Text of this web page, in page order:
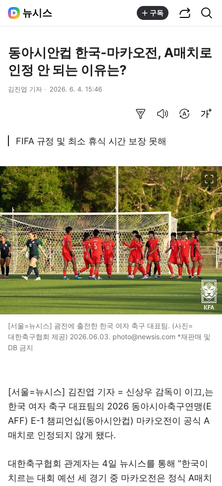
뉴시스 구독
동아시안컵 한국-마카오전, A매치로
인정 안 되는 이유는?
김진엽 기자 2026. 6. 4. 15:46
FIFA 규정 및 최소 휴식 시간 보장 못해
[서울=뉴시스] 괌전에 출전한 한국 여자 축구 대표팀. (사진=
대한축구협회 제공) 2026.06.03. photo@newsis.com *재판매 및
DB 금지
[서울=뉴시스] 김진엽 기자 = 신상우 감독이 이끄,는
한국 여자 축구 대표팀의 2026 동아시아축구연맹(E
AFF) E-1 챔피언십(동아시안컵) 마카오전이 공식 A
매치로 인정되지 않게 됐다.
대한축구협회 관계자는 4일 뉴시스를 통해 "한국이
치르는 대회 예선 세 경기 중 마카오전은 정식 A매치